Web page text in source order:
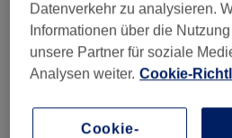
Service
Bewertungen filtern
Datenverkehr zu analysieren.
Informationen über die
unsere Partner für soziale
Analysen weiter. Cookie-
Cookie-